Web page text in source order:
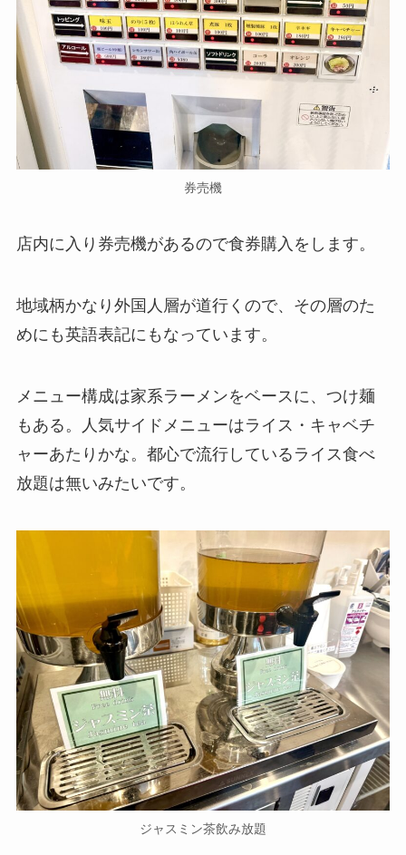
券売機
店内に入り券売機があるので食券購入をします。
地域柄かなり外国人層が道行くので、その層のた
めにも英語表記にもなっています。
メニュー構成は家系ラーメンをベースに、つけ麺
もある。人気サイドメニューはライス・キャベチ
ャーあたりかな。都心で流行しているライス食べ
放題は無いみたいです。
ジャスミン茶飲み放題